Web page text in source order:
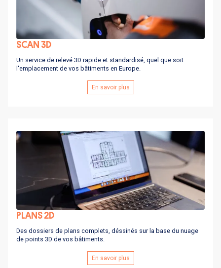
SCAN 3D
Un service de relevé 3D rapide et standardisé, quel que soit
l'emplacement de vos bâtiments en Europe.
En savoir plus
PLANS 2D
Des dossiers de plans complets, déssinés sur la base du nuage
de points 3D de vos bâtiments.
En savoir plus